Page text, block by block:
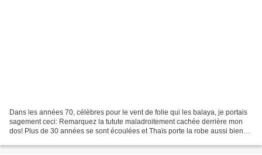
Dans les années 70, célèbres pour le vent de folie qui les balaya, je portais
sagement ceci: Remarquez la tutute maladroitement cachée derrière mon
dos! Plus de 30 années se sont écoulées et Thaïs porte la robe aussi bien